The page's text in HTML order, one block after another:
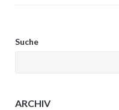
Suche
ARCHIV